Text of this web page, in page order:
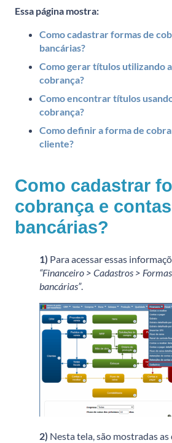
Essa página mostra:
Como cadastrar formas de
bancárias?
Como gerar títulos utilizando
cobrança?
Como encontrar títulos
cobrança?
Como definir a forma de
cliente?
Como cadastrar
cobrança e contas
bancárias?
1) Para acessar essas
“Financeiro > Cadastros >
bancárias”.
2) Nesta tela, são mostradas